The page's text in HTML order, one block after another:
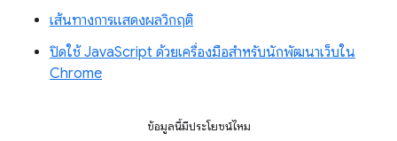
เส้นทางการแสดงผลวิกฤติ
ปิดใช้ JavaScript ด้วยเครื่องมือสำหรับนักพัฒนาเว็บใน
Chrome
ข้อมูลนี้มีประโยชน์ไหม